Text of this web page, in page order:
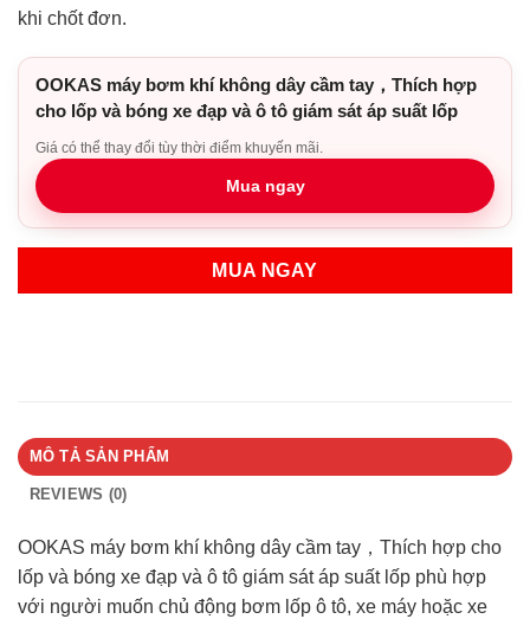
khi chốt đơn.
OOKAS máy bơm khí không dây cầm tay，Thích hợp
cho lốp và bóng xe đạp và ô tô giám sát áp suất lốp
Giá có thể thay đổi tùy thời điểm khuyến mãi.
Mua ngay
MUA NGAY
MÔ TẢ SẢN PHẨM
REVIEWS (0)
OOKAS máy bơm khí không dây cầm tay，Thích hợp cho
lốp và bóng xe đạp và ô tô giám sát áp suất lốp phù hợp
với người muốn chủ động bơm lốp ô tô, xe máy hoặc xe